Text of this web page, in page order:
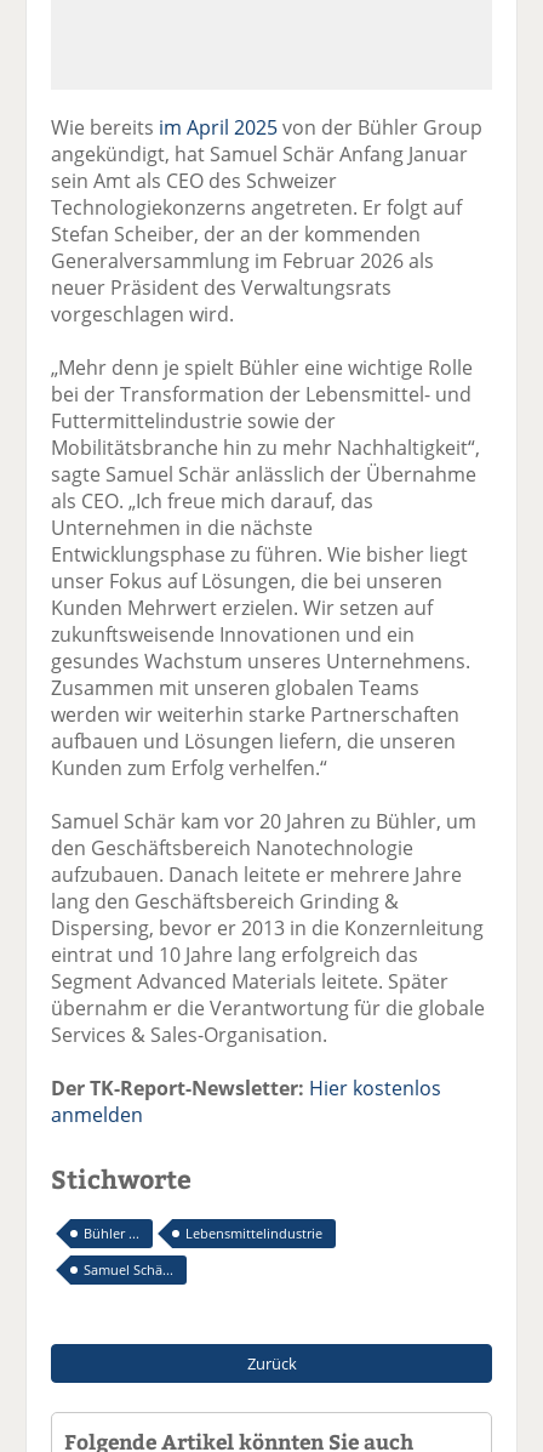
Wie bereits im April 2025von der Bühler Group
angekündigt, hat Samuel Schär Anfang Januar
sein Amt als CEO des Schweizer
Technologiekonzerns angetreten. Er folgt auf
Stefan Scheiber, der an der kommenden
Generalversammlung im Februar 2026 als
neuer Präsident des Verwaltungsrats
vorgeschlagen wird.
„Mehr denn je spielt Bühler eine wichtige Rolle
bei der Transformation der Lebensmittel- und
Futtermittelindustrie sowie der
Mobilitätsbranche hin zu mehr Nachhaltigkeit“,
sagte Samuel Schär anlässlich der Übernahme
als CEO. „Ich freue mich darauf, das
Unternehmen in die nächste
Entwicklungsphase zu führen. Wie bisher liegt
unser Fokus auf Lösungen, die bei unseren
Kunden Mehrwert erzielen. Wir setzen auf
zukunftsweisende Innovationen und ein
gesundes Wachstum unseres Unternehmens.
Zusammen mit unseren globalen Teams
werden wir weiterhin starke Partnerschaften
aufbauen und Lösungen liefern, die unseren
Kunden zum Erfolg verhelfen.“
Samuel Schär kam vor 20 Jahren zu Bühler, um
den Geschäftsbereich Nanotechnologie
aufzubauen. Danach leitete er mehrere Jahre
lang den Geschäftsbereich Grinding &
Dispersing, bevor er 2013 in die Konzernleitung
eintrat und 10 Jahre lang erfolgreich das
Segment Advanced Materials leitete. Später
übernahm er die Verantwortung für die globale
Services & Sales-Organisation.
Der TK-Report-Newsletter: Hier kostenlos
anmelden
Stichworte
Bühler ...
Lebensmittelindustrie
Samuel Schä...
Zurück
Folgende Artikel könnten Sie auch